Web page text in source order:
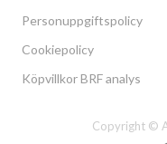
Personuppgiftspolicy
Cookiepolicy
Köpvillkor BRF analys
Copyright ©